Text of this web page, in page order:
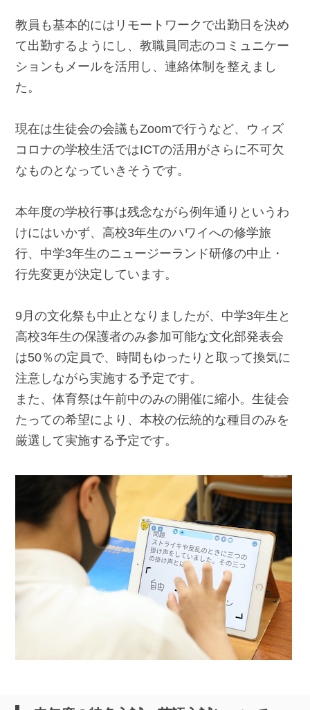
教員も基本的にはリモートワークで出勤日を決め
て出勤するようにし、教職員同志のコミュニケー
ションもメールを活用し、連絡体制を整えまし
た。
現在は生徒会の会議もZoomで行うなど、ウィズ
コロナの学校生活ではICTの活用がさらに不可欠
なものとなっていきそうです。
本年度の学校行事は残念ながら例年通りというわ
けにはいかず、高校3年生のハワイへの修学旅
行、中学3年生のニュージーランド研修の中止・
行先変更が決定しています。
9月の文化祭も中止となりましたが、中学3年生と
高校3年生の保護者のみ参加可能な文化部発表会
は50％の定員で、時間もゆったりと取って換気に
注意しながら実施する予定です。
また、体育祭は午前中のみの開催に縮小。生徒会
たっての希望により、本校の伝統的な種目のみを
厳選して実施する予定です。